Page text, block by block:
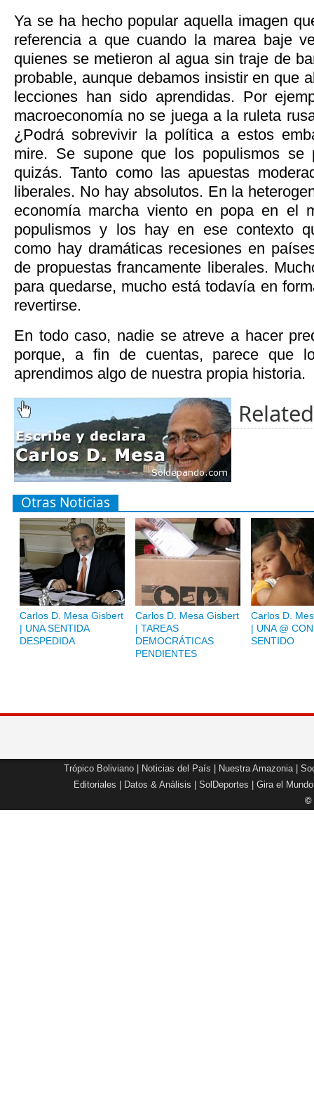
Ya se ha hecho popular aquella imagen
referencia a que cuando la marea baje
quienes se metieron al agua sin traje de
probable, aunque debamos insistir en que
lecciones han sido aprendidas. Por
macroeconomía no se juega a la ruleta
¿Podrá sobrevivir la política a estos
mire. Se supone que los populismos se
quizás. Tanto como las apuestas
liberales. No hay absolutos. En la
economía marcha viento en popa en el
populismos y los hay en ese contexto
como hay dramáticas recesiones en
de propuestas francamente liberales.
para quedarse, mucho está todavía en
revertirse.
En todo caso, nadie se atreve a hacer
porque, a fin de cuentas, parece que
aprendimos algo de nuestra propia historia.
Otras Noticias
Carlos D. Mesa Gisbert
| UNA SENTIDA
DESPEDIDA
Carlos D. Mesa Gisbert
| TAREAS
DEMOCRÁTICAS
PENDIENTES
Carlos D.
| UNA @ CON
SENTIDO
Trópico Boliviano Noticias del País Nuestra Amazonia|
Editoriales
Datos & Análisis SolDeportes Gira el Mundo
©